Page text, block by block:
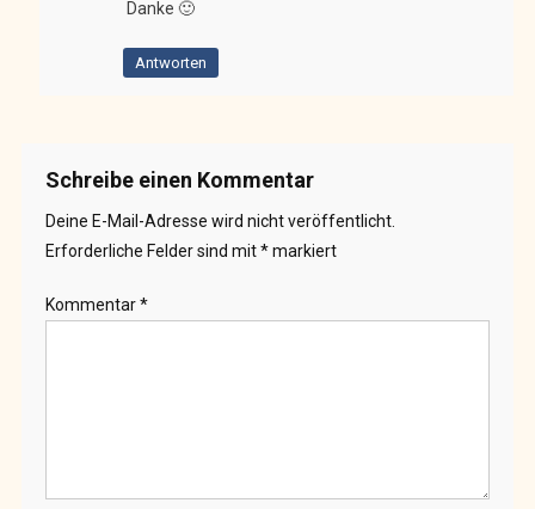
Danke 🙂
Antworten
Schreibe einen Kommentar
Deine E-Mail-Adresse wird nicht veröffentlicht.
Erforderliche Felder sind mit*markiert
Kommentar*